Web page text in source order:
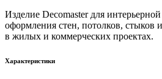
Изделие Decomaster для
оформления стен, потолков, стыков
в жилых и коммерческих проектах.
Характеристики